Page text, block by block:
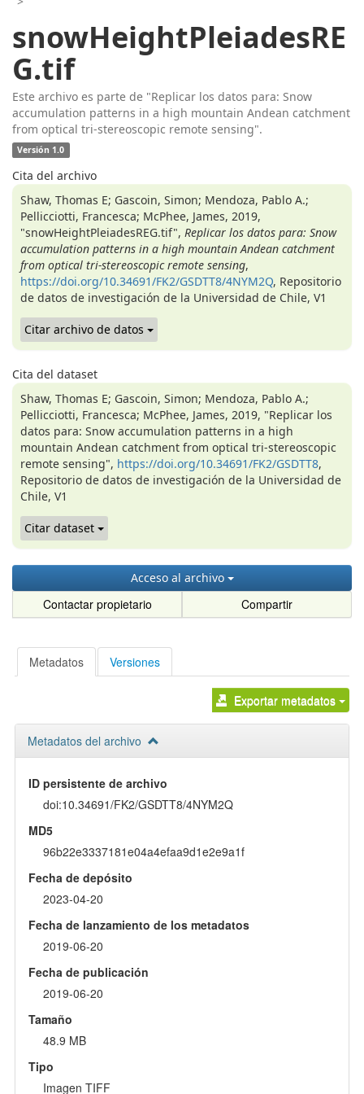
snowHeightPleiadesRE
G.tif
Este archivo es parte de "Replicar los datos para: Snow
accumulation patterns in a high mountain Andean catchment
from optical tri-stereoscopic remote sensing".
Versión 1.0
Cita del archivo
Shaw, Thomas E; Gascoin, Simon; Mendoza, Pablo A.;
Pellicciotti, Francesca; McPhee, James, 2019,
"snowHeightPleiadesREG.tif", Replicar los datos para: Snow
accumulation patterns in a high mountain Andean catchment
from optical tri-stereoscopic remote sensing,
https://doi.org/10.34691/FK2/GSDTT8/4NYM2Q, Repositorio
de datos de investigación de la Universidad de Chile, V1
Citar archivo de datos
Cita del dataset
Shaw, Thomas E; Gascoin, Simon; Mendoza, Pablo A.;
Pellicciotti, Francesca; McPhee, James, 2019, "Replicar los
datos para: Snow accumulation patterns in a high
mountain Andean catchment from optical tri-stereoscopic
remote sensing", https://doi.org/10.34691/FK2/GSDTT8,
Repositorio de datos de investigación de la Universidad de
Chile, V1
Citar dataset
Acceso al archivo
Contactar propietario Compartir
Metadatos Versiones
Exportar metadatos
Metadatos del archivo
ID persistente de archivo
doi:10.34691/FK2/GSDTT8/4NYM2Q
MD5
96b22e3337181e04a4efaa9d1e2e9a1f
Fecha de depósito
2023-04-20
Fecha de lanzamiento de los metadatos
2019-06-20
Fecha de publicación
2019-06-20
Tamaño
48.9 MB
Tipo
Imagen TIFF